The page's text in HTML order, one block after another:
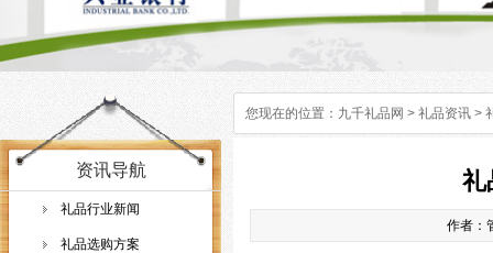
您现在的位置： 九千礼品网 > 礼品资讯 >
资讯导航
礼品行业新闻
礼品选购方案
礼
作者：